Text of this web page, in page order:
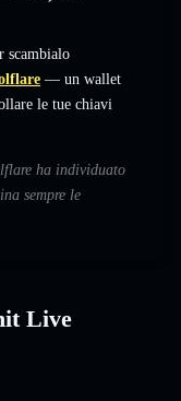
— un wallet
le tue chiavi
ha individuato
sempre le
Live